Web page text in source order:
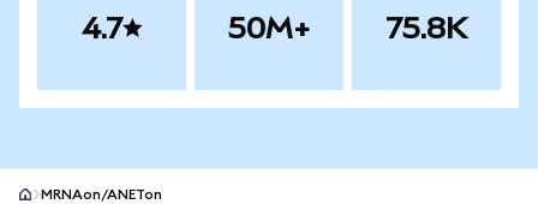
4.7 50M+ 75.8K
MRNAon/ANETon